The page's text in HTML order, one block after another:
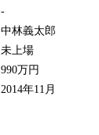
-
中林義太郎
未上場
990万円
2014年11月